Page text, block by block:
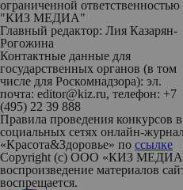
ограниченной ответственностью
"КИЗ МЕДИА"
Главный редактор: Лия Казарян-
Рогожина
Контактные данные для
государственных органов (в том
числе для Роскомнадзора): эл.
почта: editor@kiz.ru, телефон: +7
(495) 22 39 888
Правила проведения конкурсов в
социальных сетях онлайн-
«Красота&Здоровье» по ссылке
Copyright (с) ООО «КИЗ
воспроизведение материалов
воспрещается.